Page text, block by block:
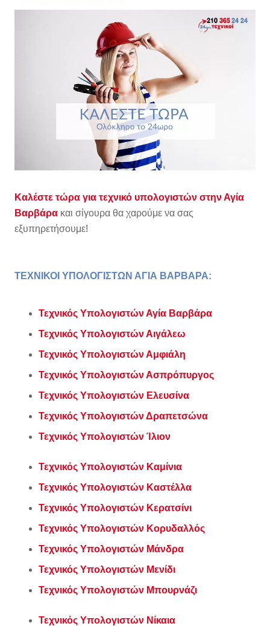
Καλέστε τώρα για τεχνικό υπολογιστών στην Αγία
Βαρβάρα και σίγουρα θα χαρούμε να σας
εξυπηρετήσουμε!
ΤΕΧΝΙΚΟΙ ΥΠΟΛΟΓΙΣΤΩΝ ΑΓΙΑ ΒΑΡΒΑΡΑ:
Τεχνικός Υπολογιστών Αγία Βαρβάρα
Τεχνικός Υπολογιστών Αιγάλεω
Τεχνικός Υπολογιστών Αμφιάλη
Τεχνικός Υπολογιστών Ασπρόπυργος
Τεχνικός Υπολογιστών Ελευσίνα
Τεχνικός Υπολογιστών Δραπετσώνα
Τεχνικός Υπολογιστών Ίλιον
Τεχνικός Υπολογιστών Καμίνια
Τεχνικός Υπολογιστών Καστέλλα
Τεχνικός Υπολογιστών Κερατσίνι
Τεχνικός Υπολογιστών Κορυδαλλός
Τεχνικός Υπολογιστών Μάνδρα
Τεχνικός Υπολογιστών Μενίδι
Τεχνικός Υπολογιστών Μπουρνάζι
Τεχνικός Υπολογιστών Νίκαια